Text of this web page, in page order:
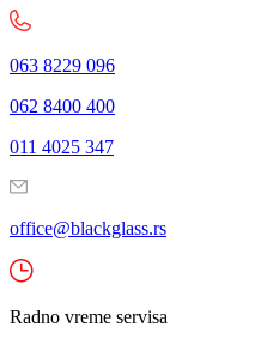
063 8229 096
062 8400 400
011 4025 347
office@blackglass.rs
Radno vreme servisa